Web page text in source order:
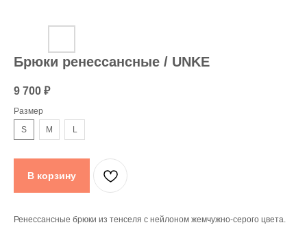
Брюки ренессансные / UNKE
9 700 ₽
Размер
S
M L
В корзину
Ренессансные брюки из тенселя с нейлоном жемчужно-серого цвета.